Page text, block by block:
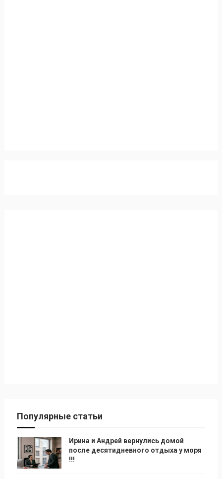
Популярные статьи
Ирина и Андрей вернулись домой
после десятидневного отдыха у моря
!!!